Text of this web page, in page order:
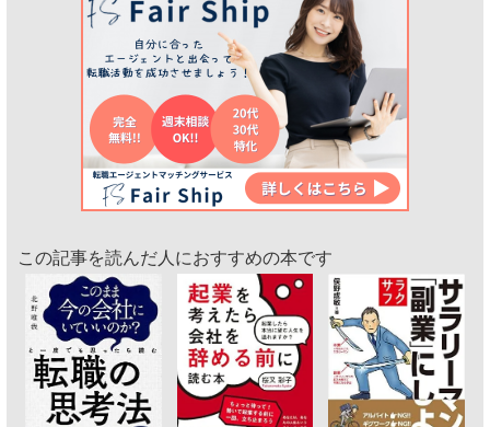
この記事を読んだ人におすすめの本です